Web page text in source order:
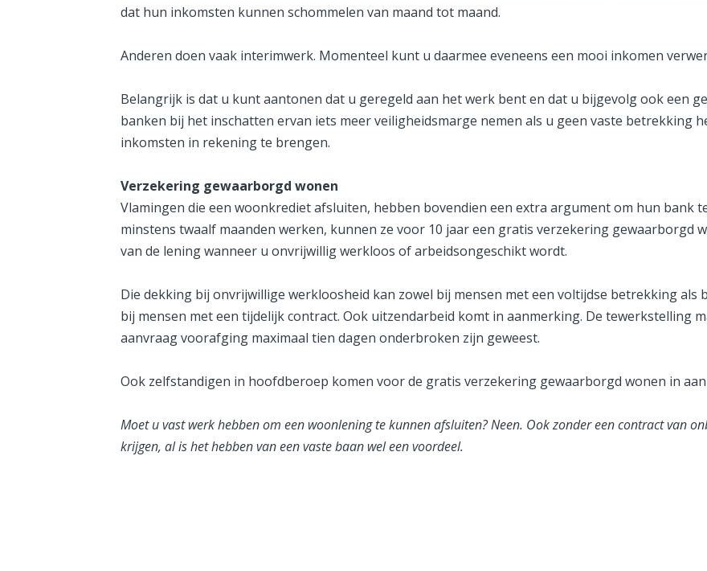
dat hun inkomsten kunnen schommelen van maand tot maand.
Anderen doen vaak interimwerk. Momenteel kunt u daarmee eveneens een mooi inkomen
Belangrijk is dat u kunt aantonen dat u geregeld aan het werk bent en dat u bijgevolg ook een
banken bij het inschatten ervan iets meer veiligheidsmarge nemen als u geen vaste betrekking
inkomsten in rekening te brengen.
Verzekering gewaarborgd wonen
Vlamingen die een woonkrediet afsluiten, hebben bovendien een extra argument om hun bank
minstens twaalf maanden werken, kunnen ze voor 10 jaar een gratis verzekering gewaarborgd
van de lening wanneer u onvrijwillig werkloos of arbeidsongeschikt wordt.
Die dekking bij onvrijwillige werkloosheid kan zowel bij mensen met een voltijdse betrekking als
bij mensen met een tijdelijk contract. Ook uitzendarbeid komt in aanmerking. De tewerkstelling
aanvraag voorafging maximaal tien dagen onderbroken zijn geweest.
Ook zelfstandigen in hoofdberoep komen voor de gratis verzekering gewaarborgd wonen in
Moet u vast werk hebben om een woonlening te kunnen afsluiten? Neen. Ook zonder een contract van
krijgen, al is het hebben van een vaste baan wel een voordeel.